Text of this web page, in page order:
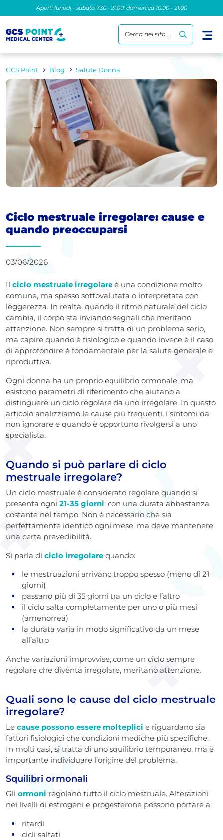
Aperti lunedì - sabato 7.30 - 21.00; domenica 10.00 - 21.00
Cerca nel sito ...
GCS Point Blog Salute Donna
Ciclo mestruale irregolare: cause e
quando preoccuparsi
03/06/2026
Il ciclo mestruale irregolare è una condizione molto
comune, ma spesso sottovalutata o interpretata con
leggerezza. In realtà, quando il ritmo naturale del ciclo
cambia, il corpo sta inviando segnali che meritano
attenzione. Non sempre si tratta di un problema serio,
ma capire quando è fisiologico e quando invece è il caso
di approfondire è fondamentale per la salute generale e
riproduttiva.
Ogni donna ha un proprio equilibrio ormonale, ma
esistono parametri di riferimento che aiutano a
distinguere un ciclo regolare da uno irregolare. In questo
articolo analizziamo le cause più frequenti, i sintomi da
non ignorare e quando è opportuno rivolgersi a uno
specialista.
Quando si può parlare di ciclo
mestruale irregolare?
Un ciclo mestruale è considerato regolare quando si
presenta ogni 21-35 giorni, con una durata abbastanza
costante nel tempo. Non è necessario che sia
perfettamente identico ogni mese, ma deve mantenere
una certa prevedibilità.
Si parla di ciclo irregolare quando:
le mestruazioni arrivano troppo spesso (meno di 21
giorni)
passano più di 35 giorni tra un ciclo e l’altro
il ciclo salta completamente per uno o più mesi
(amenorrea)
la durata varia in modo significativo da un mese
all’altro
Anche variazioni improvvise, come un ciclo sempre
regolare che diventa irregolare, meritano attenzione.
Quali sono le cause del ciclo mestruale
irregolare?
Le cause possono essere molteplici e riguardano sia
fattori fisiologici che condizioni mediche più specifiche.
In molti casi, si tratta di uno squilibrio temporaneo, ma è
importante individuare l’origine del problema.
Squilibri ormonali
Gli ormoni regolano tutto il ciclo mestruale. Alterazioni
nei livelli di estrogeni e progesterone possono portare a:
ritardi
cicli saltati